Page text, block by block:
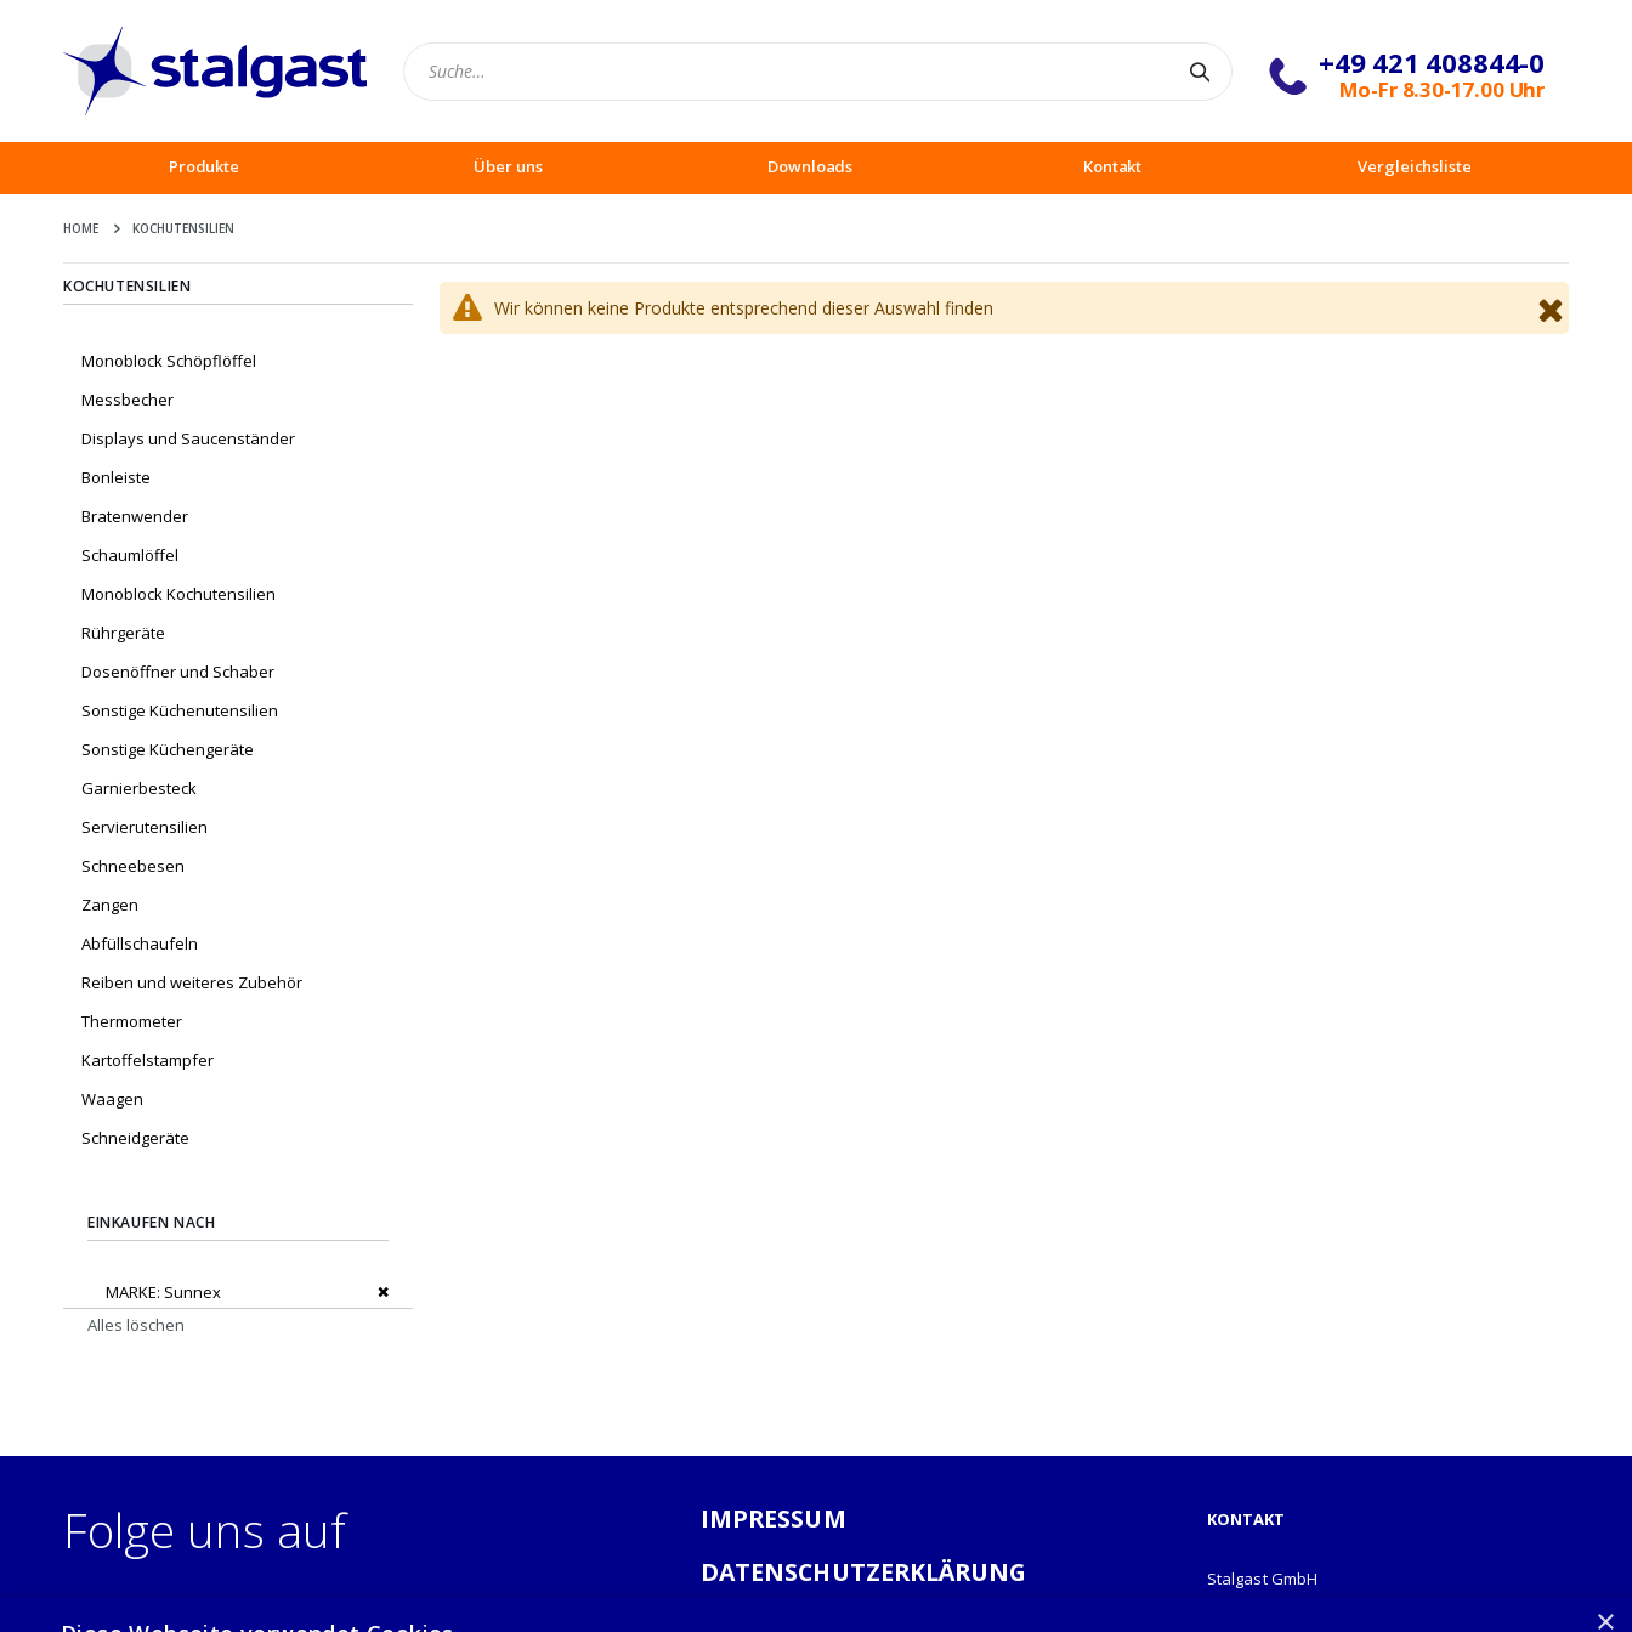
+49 421 408844-0
Mo-Fr 8.30-17.00 Uhr
Produkte Über uns Downloads Kontakt Vergleichsliste
HOME KOCHUTENSILIEN
Wir können keine Produkte entsprechend dieser Auswahl finden
KOCHUTENSILIEN
Monoblock Schöpflöffel
Messbecher
Displays und Saucenständer
Bonleiste
Bratenwender
Schaumlöffel
Monoblock Kochutensilien
Rührgeräte
Dosenöffner und Schaber
Sonstige Küchenutensilien
Sonstige Küchengeräte
Garnierbesteck
Servierutensilien
Schneebesen
Zangen
Abfüllschaufeln
Reiben und weiteres Zubehör
Thermometer
Kartoffelstampfer
Waagen
Schneidgeräte
EINKAUFEN NACH
MARKE Sunnex
Dies entfernen
Alles löschen
Folge uns auf
IMPRESSUM
DATENSCHUTZERKLÄRUNG
KONTAKT
Stalgast GmbH
×